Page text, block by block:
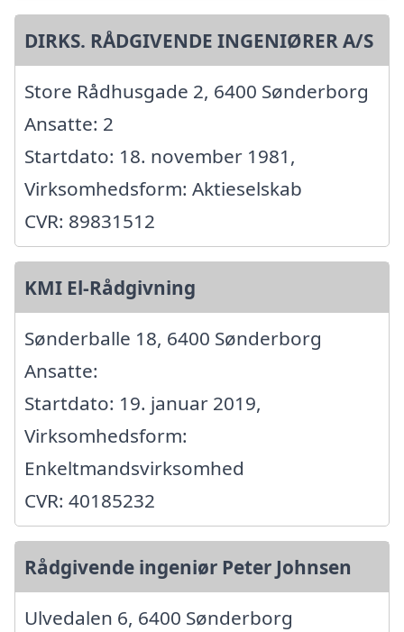
DIRKS. RÅDGIVENDE INGENIØRER A/S
Store Rådhusgade 2, 6400 Sønderborg
Ansatte: 2
Startdato: 18. november 1981,
Virksomhedsform: Aktieselskab
CVR: 89831512
KMI El-Rådgivning
Sønderballe 18, 6400 Sønderborg
Ansatte:
Startdato: 19. januar 2019,
Virksomhedsform:
Enkeltmandsvirksomhed
CVR: 40185232
Rådgivende ingeniør Peter Johnsen
Ulvedalen 6, 6400 Sønderborg